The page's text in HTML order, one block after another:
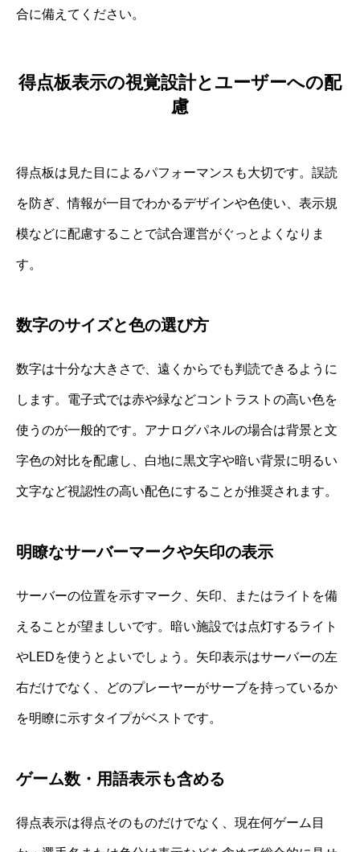
合に備えてください。
得点板表示の視覚設計とユーザーへの配
慮
得点板は見た目によるパフォーマンスも大切です。誤読
を防ぎ、情報が一目でわかるデザインや色使い、表示規
模などに配慮することで試合運営がぐっとよくなりま
す。
数字のサイズと色の選び方
数字は十分な大きさで、遠くからでも判読できるように
します。電子式では赤や緑などコントラストの高い色を
使うのが一般的です。アナログパネルの場合は背景と文
字色の対比を配慮し、白地に黒文字や暗い背景に明るい
文字など視認性の高い配色にすることが推奨されます。
明瞭なサーバーマークや矢印の表示
サーバーの位置を示すマーク、矢印、またはライトを備
えることが望ましいです。暗い施設では点灯するライト
やLEDを使うとよいでしょう。矢印表示はサーバーの左
右だけでなく、どのプレーヤーがサーブを持っているか
を明瞭に示すタイプがベストです。
ゲーム数・用語表示も含める
得点表示は得点そのものだけでなく、現在何ゲーム目